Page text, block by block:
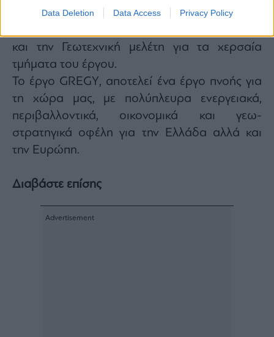
Data Deletion Data Access Privacy Policy
διάστημα των διεθνών διαγωνισμών για την
και την Γεωτεχνική μελέτη για τα χερσαία
τμήματα του έργου.
Το έργο GREGY, αποτελεί ένα έργο πνοής για
τη χώρα μας, με πολύπλευρα ενεργειακά,
περιβαλλοντικά, οικονομικά και γεω-
στρατηγικά οφέλη για την Ελλάδα αλλά και
την Ευρώπη.
Διαβάστε επίσης